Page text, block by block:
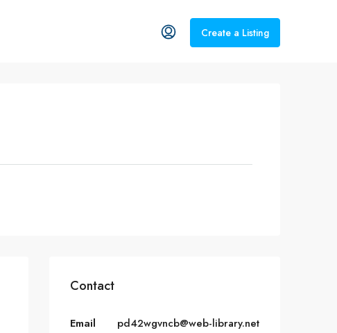
Create a Listing
Contact
Email
pd42wgvncb@web-library.net